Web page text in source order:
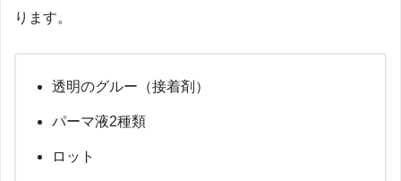
ります。
透明のグルー（接着剤）
パーマ液2種類
ロット